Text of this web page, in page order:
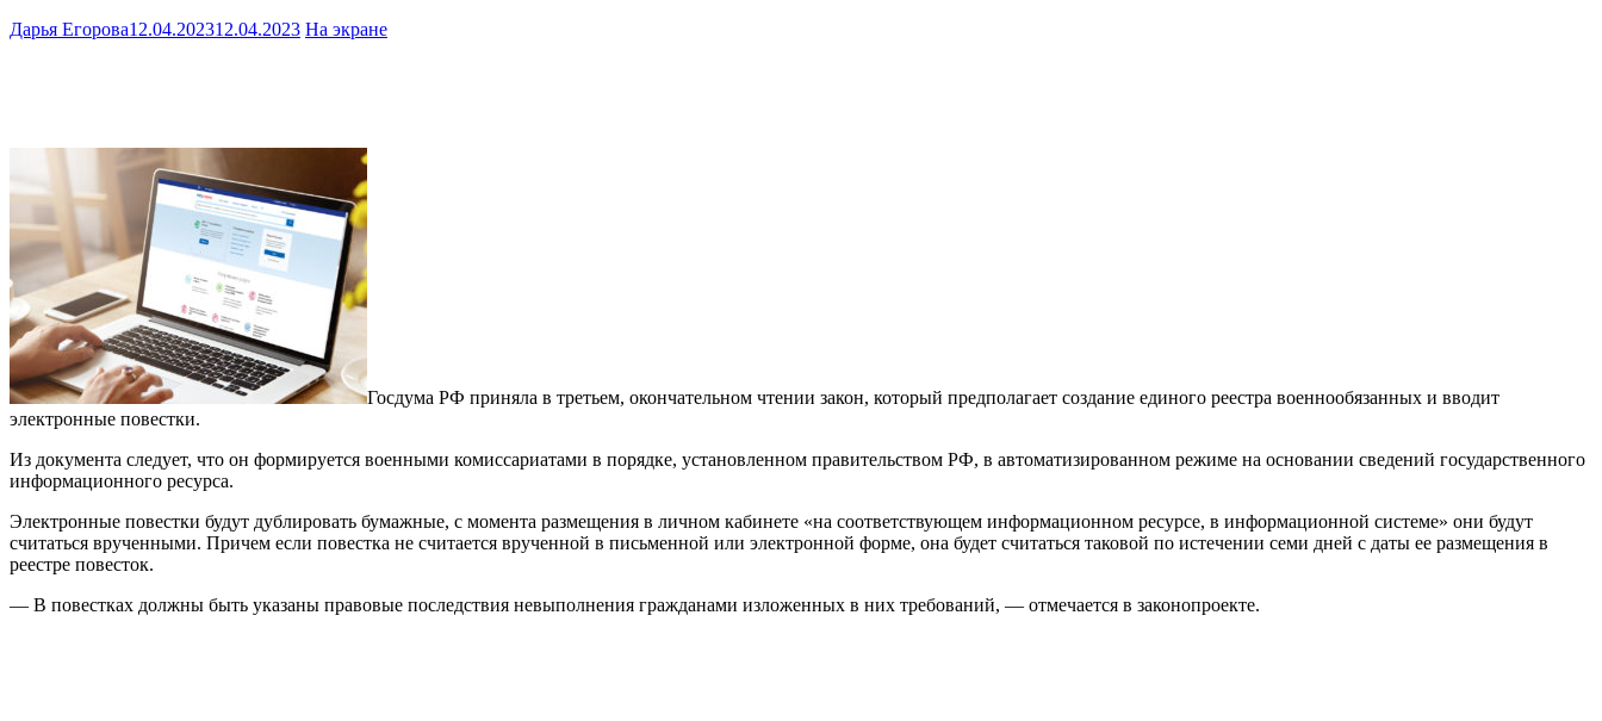
Дарья Егорова12.04.202312.04.2023 На экране
Госдума РФ приняла в третьем, окончательном чтении закон, который предполагает создание единого реестра военнообязанных и вводит
электронные повестки.
Из документа следует, что он формируется военными комиссариатами в порядке, установленном правительством РФ, в автоматизированном режиме на основании сведений государственного
информационного ресурса.
Электронные повестки будут дублировать бумажные, с момента размещения в личном кабинете «на соответствующем информационном ресурсе, в информационной системе» они будут
считаться врученными. Причем если повестка не считается врученной в письменной или электронной форме, она будет считаться таковой по истечении семи дней с даты ее размещения в
реестре повесток.
— В повестках должны быть указаны правовые последствия невыполнения гражданами изложенных в них требований, — отмечается в законопроекте.